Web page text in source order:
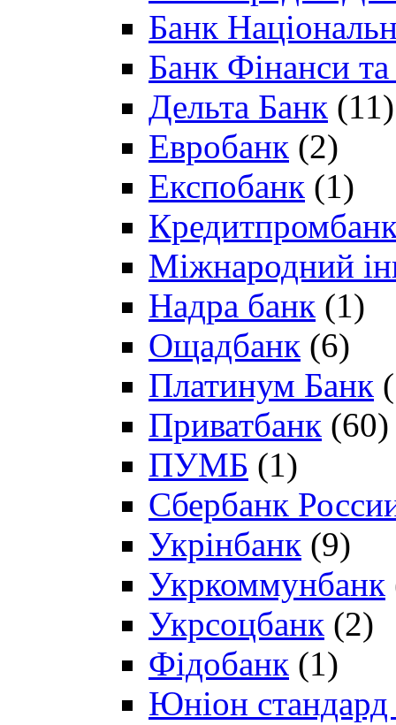
Банк
Банк Фінанси
Дельта Банк (11)
Евробанк (2)
Експобанк (1)
Міжнародний
Надра банк (1)
Ощадбанк (6)
Платинум Банк
Приватбанк (60)
ПУМБ (1)
Сбербанк
Укрінбанк (9)
Укркоммунбанк
Укрсоцбанк (2)
Фідобанк (1)
Юніон стандард